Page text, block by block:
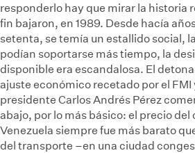
responderlo hay que mirar la historia
fin bajaron, en 1989. Desde hacía
setenta, se temía un estallido social,
podían soportarse más tiempo, la
disponible era escandalosa. El
ajuste económico recetado por el FMI
presidente Carlos Andrés Pérez
abajo, por lo más básico: el precio
Venezuela siempre fue más barato
del transporte –en una ciudad